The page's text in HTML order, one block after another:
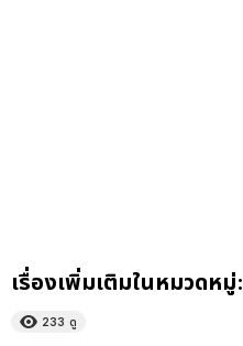
เรื่องเพิ่มเติมในหมวดหมู่:
233 ดู